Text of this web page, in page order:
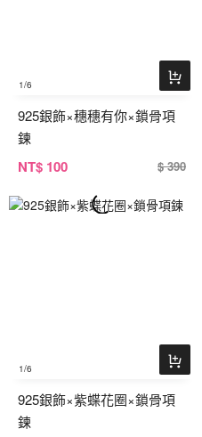
1/6
925銀飾×穗穗有你×鎖骨項
鍊
NT$ 100 $ 390
1/6
925銀飾×紫蝶花圈×鎖骨項
鍊